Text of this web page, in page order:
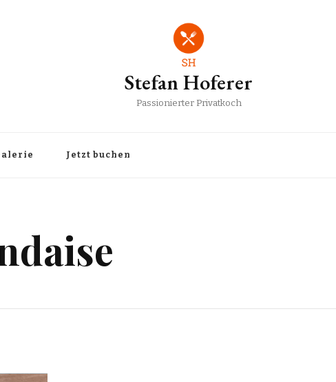
Stefan Hoferer
Passionierter Privatkoch
Jetzt buchen